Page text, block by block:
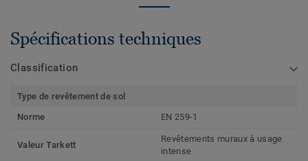
Spécifications techniques
Classification
Type de revêtement de sol
Norme
EN 259-1
Valeur Tarkett
Revêtements muraux à usage
intense